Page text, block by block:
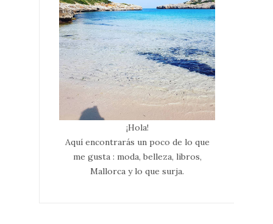
¡Hola!
Aquí encontrarás un poco de lo que
me gusta : moda, belleza, libros,
Mallorca y lo que surja.